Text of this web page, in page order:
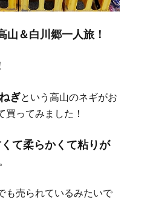
山＆白川郷一人旅！
ぎという高山のネギがお
買ってみました！
て柔らかくて粘りが
も売られているみたいで